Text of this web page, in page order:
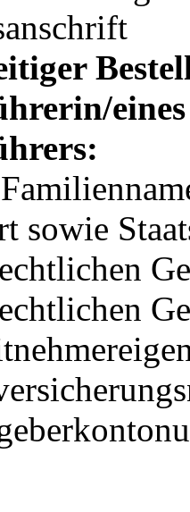
sowie